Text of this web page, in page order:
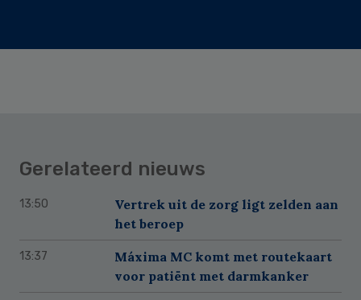
Gerelateerd nieuws
13:50
Vertrek uit de zorg ligt zelden aan
het beroep
13:37
Máxima MC komt met routekaart
voor patiënt met darmkanker